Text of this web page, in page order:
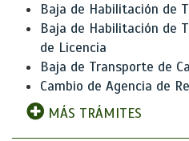
Baja de Habilitación de
Baja de Habilitación de
de Licencia
Baja de Transporte de
Cambio de Agencia de
MÁS TRÁMITES